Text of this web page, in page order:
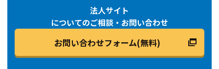
法人サイト
についてのご相談・お問い合わせ
お問い合わせフォーム(無料)